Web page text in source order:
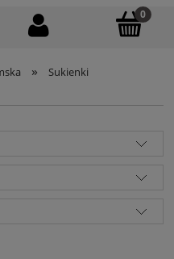
» Sukienki